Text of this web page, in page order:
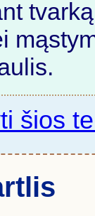
šios